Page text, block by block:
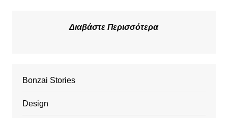
Διαβάστε Περισσότερα
Bonzai Stories
Design